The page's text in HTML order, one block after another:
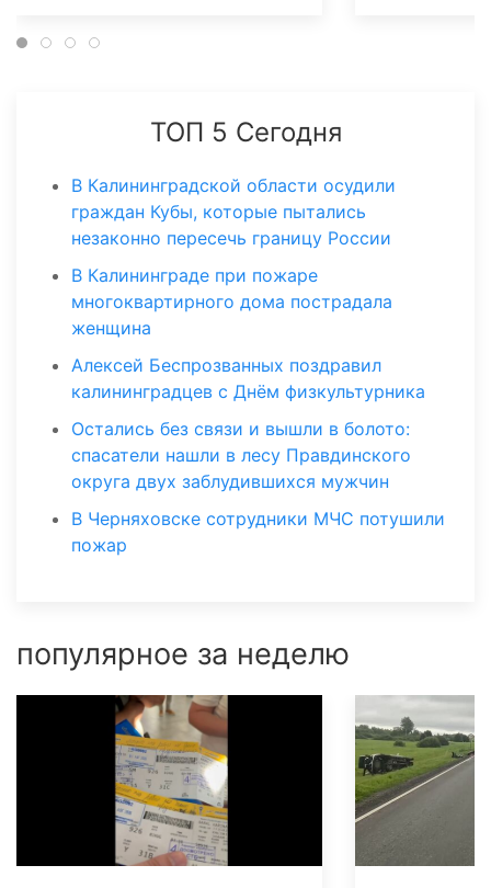
ТОП 5 Сегодня
В Калининградской области осудили
граждан Кубы, которые пытались
незаконно пересечь границу России
В Калининграде при пожаре
многоквартирного дома пострадала
женщина
Алексей Беспрозванных поздравил
калининградцев с Днём физкультурника
Остались без связи и вышли в болото:
спасатели нашли в лесу Правдинского
округа двух заблудившихся мужчин
В Черняховске сотрудники МЧС потушили
пожар
популярное за неделю